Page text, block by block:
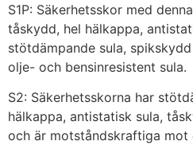
S1P: Säkerhetsskor med
tåskydd, hel hälkappa,
stötdämpande sula,
olje- och bensinresistent sula.
S2: Säkerhetsskorna har
hälkappa, antistatisk sula,
och är motståndskraftiga mot